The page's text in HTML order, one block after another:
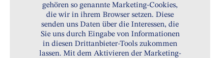
gehören so genannte Marketing-Cookies,
die wir in ihrem Browser setzen. Diese
senden uns Daten über die Interessen, die
Sie uns durch Eingabe von Informationen
in diesen Drittanbieter-Tools zukommen
lassen. Mit dem Aktivieren der Marketing-